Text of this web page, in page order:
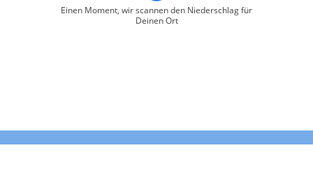
Einen Moment, wir scannen den Niederschlag für
Deinen Ort